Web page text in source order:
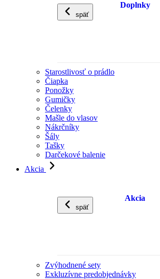
späť
Doplnky
Starostlivosť o prádlo
Čiapka
Ponožky
Gumičky
Čelenky
Mašle do vlasov
Nákrčníky
Šály
Tašky
Darčekové balenie
Akcia
späť
Akcia
Zvýhodnené sety
Exkluzívne predobjednávky